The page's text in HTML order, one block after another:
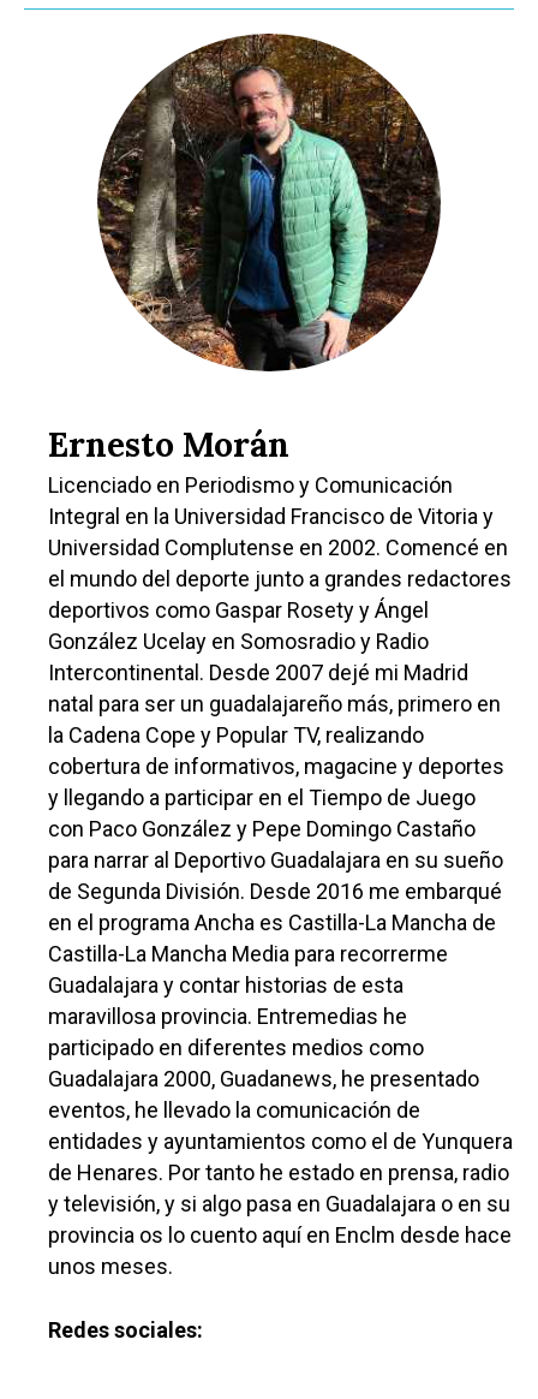
Ernesto Morán
Licenciado en Periodismo y Comunicación
Integral en la Universidad Francisco de Vitoria y
Universidad Complutense en 2002. Comencé en
el mundo del deporte junto a grandes redactores
deportivos como Gaspar Rosety y Ángel
González Ucelay en Somosradio y Radio
Intercontinental. Desde 2007 dejé mi Madrid
natal para ser un guadalajareño más, primero en
la Cadena Cope y Popular TV, realizando
cobertura de informativos, magacine y deportes
y llegando a participar en el Tiempo de Juego
con Paco González y Pepe Domingo Castaño
para narrar al Deportivo Guadalajara en su sueño
de Segunda División. Desde 2016 me embarqué
en el programa Ancha es Castilla-La Mancha de
Castilla-La Mancha Media para recorrerme
Guadalajara y contar historias de esta
maravillosa provincia. Entremedias he
participado en diferentes medios como
Guadalajara 2000, Guadanews, he presentado
eventos, he llevado la comunicación de
entidades y ayuntamientos como el de Yunquera
de Henares. Por tanto he estado en prensa, radio
y televisión, y si algo pasa en Guadalajara o en su
provincia os lo cuento aquí en Enclm desde hace
unos meses.
Redes sociales:
Guadalajara
Talavera
Cultura
Deportes
Sucesos
Medio Ambiente
Planeta Rural
Especiales
Política